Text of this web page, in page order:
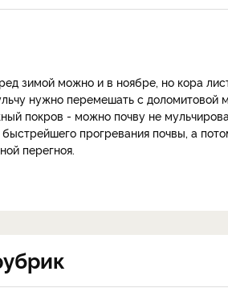
зимой можно и в ноябре, но кора
нужно перемешать с доломитовой
покров - можно почву не
прогревания почвы, а
перегноя.